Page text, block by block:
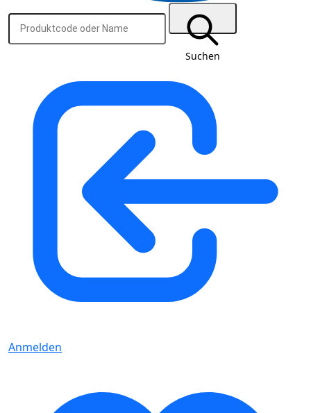
Suchen
Anmelden